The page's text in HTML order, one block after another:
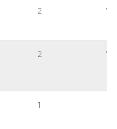
2 76
2 76
1